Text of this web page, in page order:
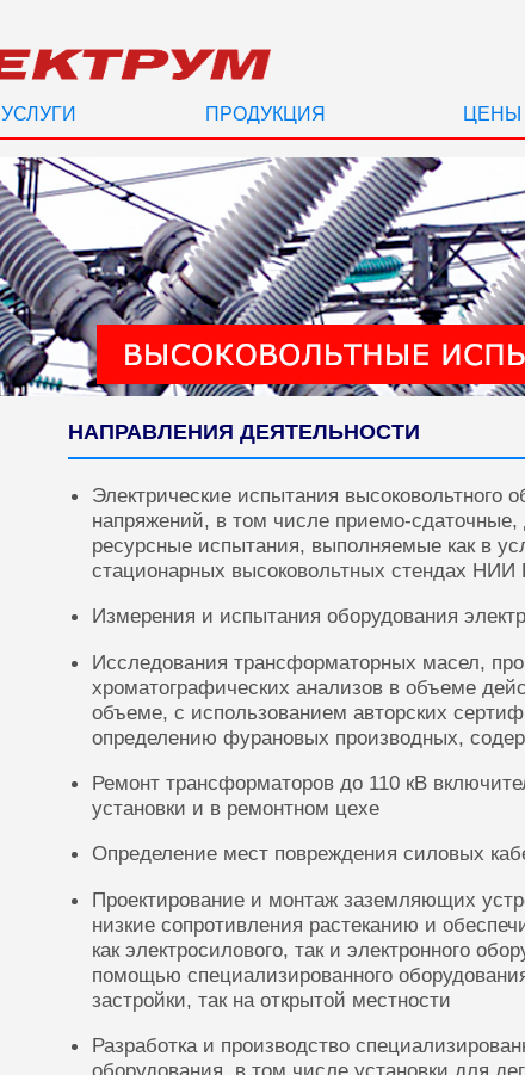
УСЛУГИ ПРОДУКЦИЯ ЦЕНЫ
НАПРАВЛЕНИЯ ДЕЯТЕЛЬНОСТИ
Электрические испытания высоковольтного
напряжений, в том числе приемо-сдаточные,
ресурсные испытания, выполняемые как в
стационарных высоковольтных стендах НИИ
Измерения и испытания оборудования
Исследования трансформаторных масел,
хроматографических анализов в объеме
объеме, с использованием авторских
определению фурановых производных,
Ремонт трансформаторов до 110 кВ
установки и в ремонтном цехе
Определение мест повреждения силовых
Проектирование и монтаж заземляющих
низкие сопротивления растеканию и
как электросилового, так и электронного
помощью специализированного
застройки, так на открытой местности
Разработка и производство
оборудования, в том числе установки для